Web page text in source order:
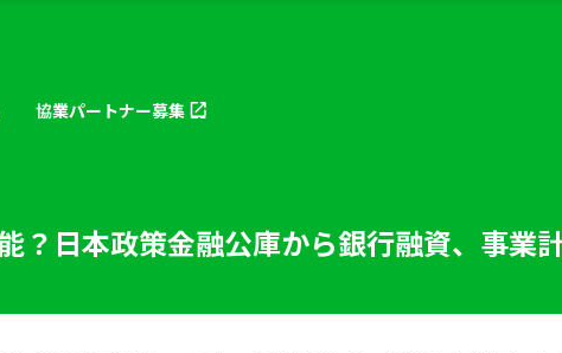
協業パートナー募集
？日本政策金融公庫から銀行融資、事業